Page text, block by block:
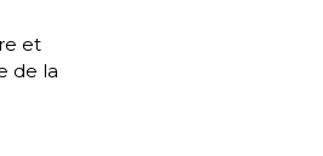
et
de la